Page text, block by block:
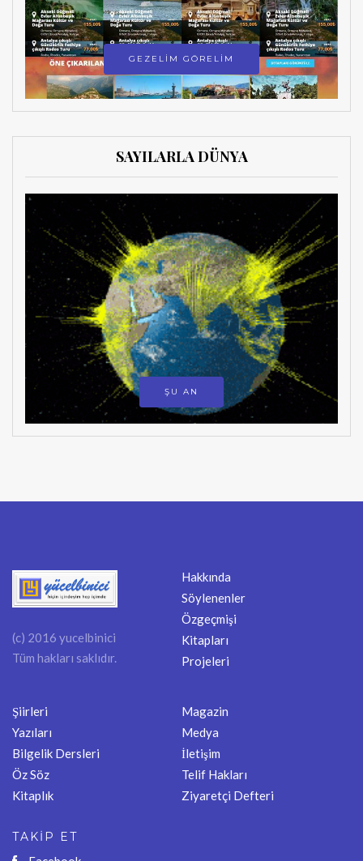
GEZELİM GÖRELİM
SAYILARLA DÜNYA
ŞU AN
(c) 2016 yucelbinici
Tüm hakları saklıdır.
Hakkında
Söylenenler
Özgeçmişi
Kitapları
Projeleri
Şiirleri
Yazıları
Bilgelik Dersleri
Öz Söz
Kitaplık
Magazin
Medya
İletişim
Telif Hakları
Ziyaretçi Defteri
TAKİP ET